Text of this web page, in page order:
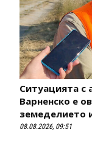
Ситуацията с
Варненско е
земеделието
08.08.2026, 09:51